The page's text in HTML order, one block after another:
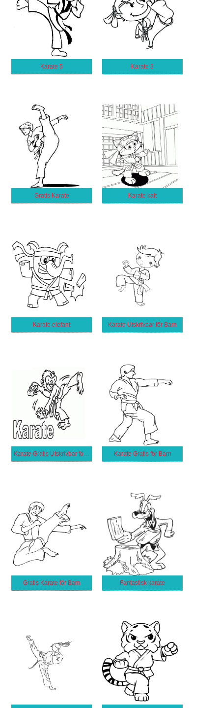
Karate 5 Karate 3
Gratis Karate Karate katt
Karate elefant Karate Utskrivbar för Barn
Karate Gratis Utskrivbar för Barn Karate Gratis för Barn
Gratis Karate för Barn Fantastisk karate